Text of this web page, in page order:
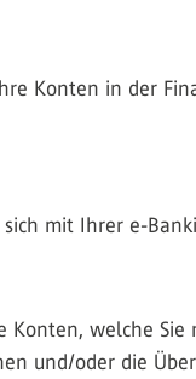
Konten in der
mit Ihrer e-
Konten, welche
und/oder die